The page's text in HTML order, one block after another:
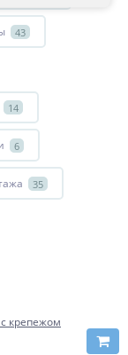
43
14
6
35
крепежом